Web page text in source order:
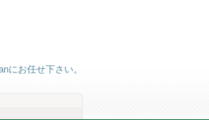
にお任せ下さい。